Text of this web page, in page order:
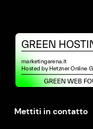
Mettiti in contatto